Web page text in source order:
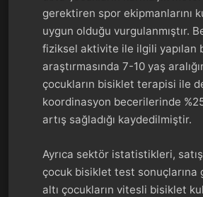
gerektiren spor ekipmanlarını
uygun olduğu vurgulanmıştır.
fiziksel aktivite ile ilgili yapılan
araştırmasında 7-10 yaş
çocukların bisiklet terapisi ile
koordinasyon becerilerinde
artış sağladığı kaydedilmiştir.
Ayrıca sektör istatistikleri,
çocuk bisiklet test sonuçlarına
altı çocukların vitesli bisiklet